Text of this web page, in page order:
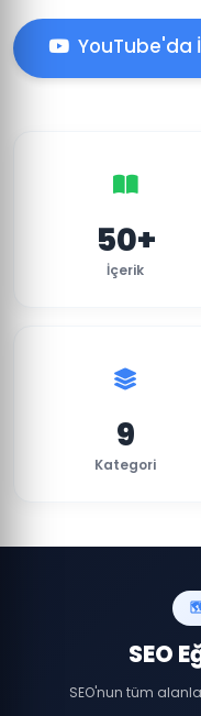
YouTube'da
50+
İçerik
9
Kategori
SEO
SEO'nun tüm